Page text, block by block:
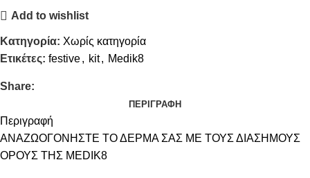
Add to wishlist
Κατηγορία: Χωρίς κατηγορία
Ετικέτες: festive, kit, Medik8
Share:
ΠΕΡΙΓΡΑΦΉ
Περιγραφή
ΑΝΑΖΩΟΓΟΝΗΣΤΕ ΤΟ ΔΕΡΜΑ ΣΑΣ ΜΕ ΤΟΥΣ ΔΙΑΣΗΜΟΥΣ
ΟΡΟΥΣ ΤΗΣ MEDIK8